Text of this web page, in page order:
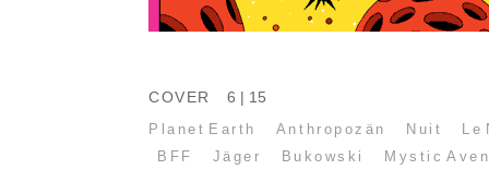
COVER 6 | 15
Planet Earth Anthropozän Nuit
Le
BFF
Jäger Bukowski Mystic